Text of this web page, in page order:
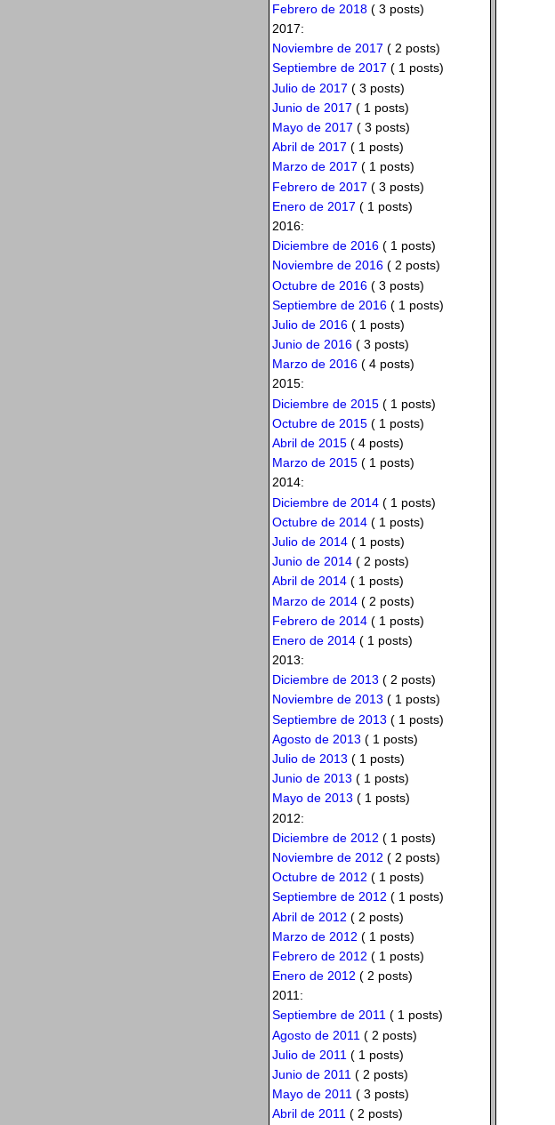
Febrero de 2018( 3 posts)
2017:
Noviembre de 2017 ( 2 posts)
Septiembre de 2017 ( 1 posts)
Julio de 2017 ( 3 posts)
Junio de 2017 ( 1 posts)
Mayo de 2017 ( 3 posts)
Abril de 2017 ( 1 posts)
Marzo de 2017 ( 1 posts)
Febrero de 2017 ( 3 posts)
Enero de 2017 ( 1 posts)
2016:
Diciembre de 2016( 1 posts)
Noviembre de 2016( 2 posts)
Octubre de 2016( 3 posts)
Septiembre de 2016( 1 posts)
Julio de 2016( 1 posts)
Junio de 2016( 3 posts)
Marzo de 2016( 4 posts)
2015:
Diciembre de 2015( 1 posts)
Octubre de 2015( 1 posts)
Abril de 2015( 4 posts)
Marzo de 2015( 1 posts)
2014:
Diciembre de 2014( 1 posts)
Octubre de 2014( 1 posts)
Julio de 2014( 1 posts)
Junio de 2014( 2 posts)
Abril de 2014( 1 posts)
Marzo de 2014( 2 posts)
Febrero de 2014( 1 posts)
Enero de 2014( 1 posts)
2013:
Diciembre de 2013 ( 2 posts)
Noviembre de 2013 ( 1 posts)
Septiembre de 2013 ( 1 posts)
Agosto de 2013 ( 1 posts)
Julio de 2013 ( 1 posts)
Junio de 2013 ( 1 posts)
Mayo de 2013 ( 1 posts)
2012:
Diciembre de 2012 ( 1 posts)
Noviembre de 2012 ( 2 posts)
Octubre de 2012 ( 1 posts)
Septiembre de 2012 ( 1 posts)
Abril de 2012 ( 2 posts)
Marzo de 2012 ( 1 posts)
Febrero de 2012 ( 1 posts)
Enero de 2012 ( 2 posts)
2011:
Septiembre de 2011( 1 posts)
Agosto de 2011 ( 2 posts)
Julio de 2011 ( 1 posts)
Junio de 2011 ( 2 posts)
Mayo de 2011 ( 3 posts)
Abril de 2011( 2 posts)